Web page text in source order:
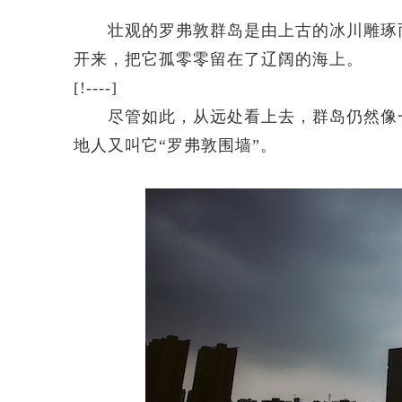
壮观的罗弗敦群岛是由上古的冰川雕琢
开来，把它孤零零留在了辽阔的海上。
[!----]
尽管如此，从远处看上去，群岛仍然像
地人又叫它“罗弗敦围墙”。